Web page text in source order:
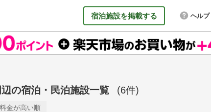
宿泊施設を掲載する ヘルプ
の宿泊・民泊施設一覧 (6件)
料金が高い順